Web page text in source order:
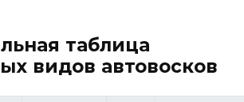
таблица
видов автовосков